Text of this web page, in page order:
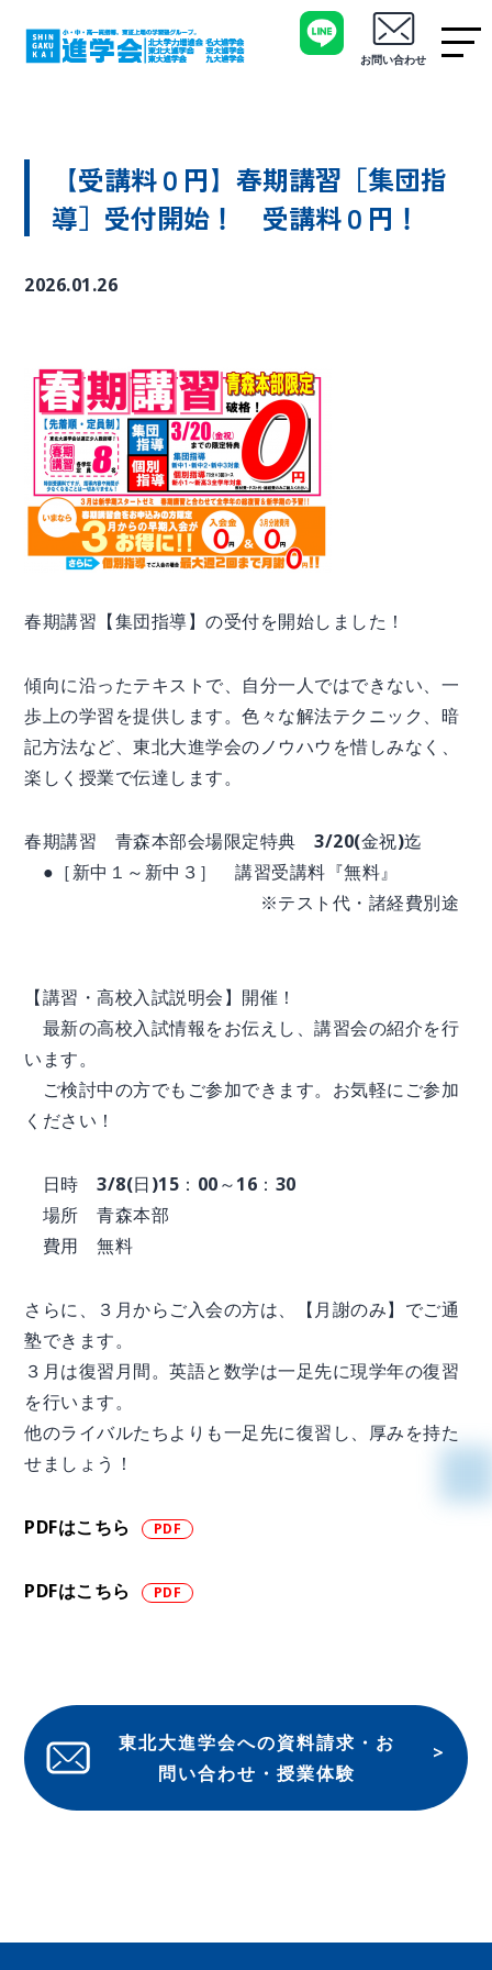
お問い合わせ
【受講料０円】春期講習［集団指
導］受付開始！ 受講料０円！
2026.01.26
春期講習【集団指導】の受付を開始しました！
傾向に沿ったテキストで、自分一人ではできない、一
歩上の学習を提供します。色々な解法テクニック、暗
記方法など、東北大進学会のノウハウを惜しみなく、
楽しく授業で伝達します。
春期講習 青森本部会場限定特典 3/20(金祝)迄
●［新中１～新中３］ 講習受講料『無料』
※テスト代・諸経費別途
【講習・高校入試説明会】開催！
最新の高校入試情報をお伝えし、講習会の紹介を行
います。
ご検討中の方でもご参加できます。お気軽にご参加
ください！
日時 3/8(日)15：00～16：30
場所 青森本部
費用 無料
さらに、３月からご入会の方は、【月謝のみ】でご通
塾できます。
３月は復習月間。英語と数学は一足先に現学年の復習
を行います。
他のライバルたちよりも一足先に復習し、厚みを持た
せましょう！
PDFはこちら
PDFはこちら
東北大進学会への資料請求・お
問い合わせ・授業体験